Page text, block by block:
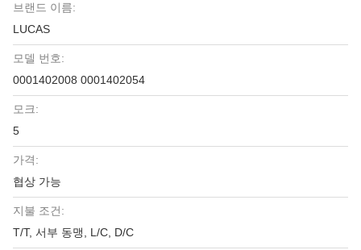
브랜드 이름:
LUCAS
모델 번호:
0001402008 0001402054
모크:
5
가격:
협상 가능
지불 조건:
T/T, 서부 동맹, L/C, D/C